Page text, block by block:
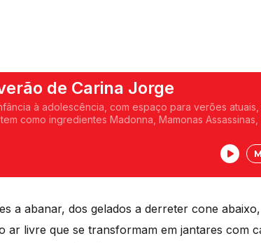
de Carina Jorge
à adolescência, com espaço para verões
como ingredientes Madonna, Mamonas
a abanar, dos gelados a derreter cone
ar livre que se transformam em jantares com